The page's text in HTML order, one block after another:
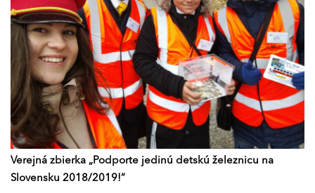
Verejná zbierka „Podporte jedinú detskú železnicu na
Slovensku 2018/2019!“